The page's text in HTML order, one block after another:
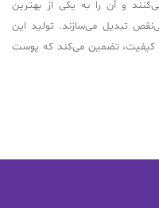
و آن را به یکی از بهترین
تبدیل می‌سازند. تولید این
با کیفیت، تضمین می‌کند که پوست